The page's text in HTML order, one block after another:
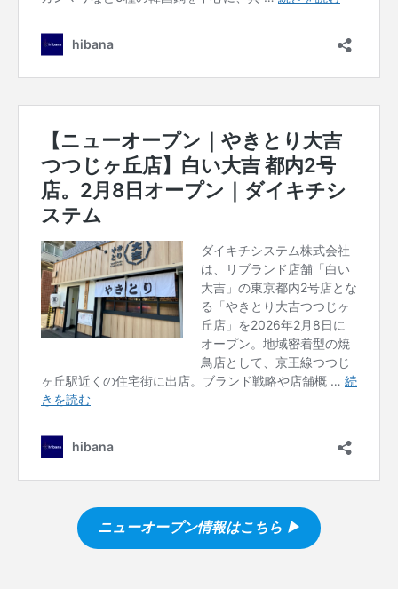
ニューオープン情報はこちら ▶︎